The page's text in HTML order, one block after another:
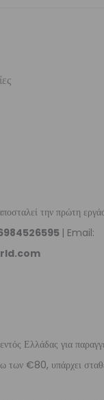
την πρώτη
| Email:
εντός Ελλάδας για
των €80, υπάρχει